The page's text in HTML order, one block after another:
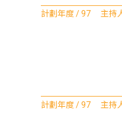
計劃年度 / 97 主
計劃年度 / 97 主